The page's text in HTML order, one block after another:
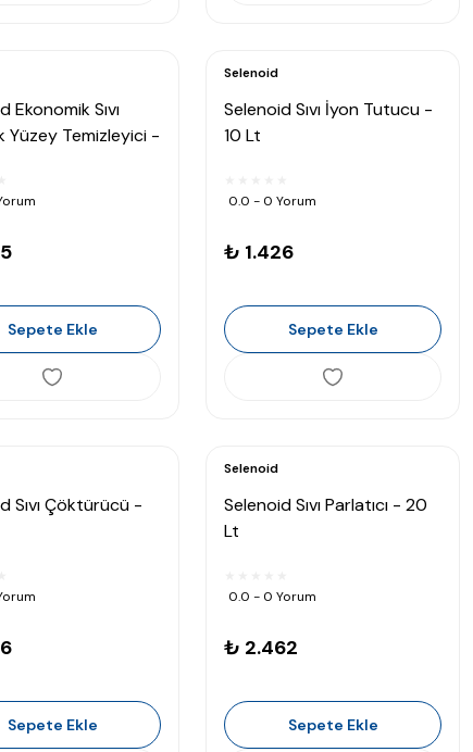
Ekonomik Sıvı
Yüzey Temizleyici -
Sepete Ekle
Selenoid
Selenoid Sıvı İyon Tutucu -
10 Lt
0.0 - 0 Yorum
₺ 1.426
Sepete Ekle
Sıvı Çöktürücü -
Sepete Ekle
Selenoid
Selenoid Sıvı Parlatıcı - 20
Lt
0.0 - 0 Yorum
₺ 2.462
Sepete Ekle